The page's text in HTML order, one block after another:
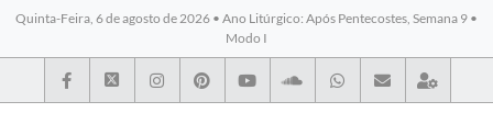
Quinta-Feira, 6 de agosto de 2026 • Ano Litúrgico: Após Pentecostes, Semana 9 •
Modo I